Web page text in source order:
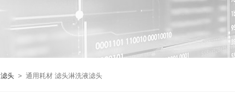
滤头 > 通用耗材 滤头淋洗液滤头